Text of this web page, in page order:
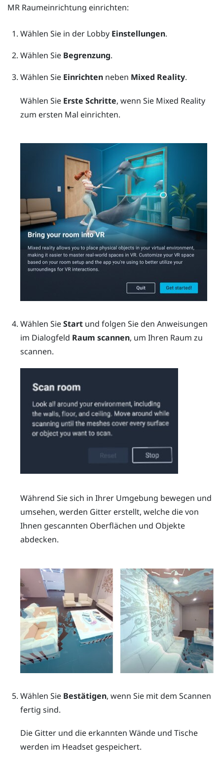
MR Raumeinrichtung einrichten:
Wählen Sie in der Lobby Einstellungen.
Wählen Sie Begrenzung.
Wählen Sie Einrichtenneben Mixed Reality.
Wählen Sie Erste Schritte, wenn Sie Mixed Reality
zum ersten Mal einrichten.
Wählen SieStartund folgen Sie den Anweisungen
im Dialogfeld Raum scannen, um Ihren Raum zu
scannen.
Während Sie sich in Ihrer Umgebung bewegen und
umsehen, werden Gitter erstellt, welche die von
Ihnen gescannten Oberflächen und Objekte
abdecken.
Wählen Sie Bestätigen, wenn Sie mit dem Scannen
fertig sind.
Die Gitter und die erkannten Wände und Tische
werden im Headset gespeichert.